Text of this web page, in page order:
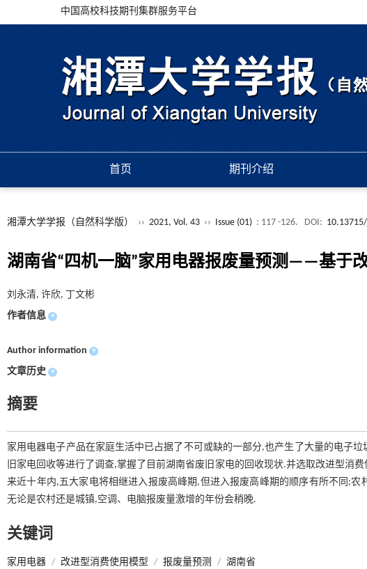
中国高校科技期刊集群服务平台
首页 期刊介绍
湘潭大学学报（自然科学版） ›› 2021, Vol. 43 ›› Issue (01) : 117 -126. DOI:
湖南省“四机一脑”家用电器报废量预测——基于
刘永清, 许欣, 丁文彬
作者信息 +
Author information +
文章历史 +
摘要
家用电器电子产品在家庭生活中已占据了不可或缺的一部分,也产生了大量的电子
旧家电回收等进行了调查,掌握了目前湖南省废旧家电的回收现状.并选取改进型消
来近十年内,五大家电将相继进入报废高峰期,但进入报废高峰期的顺序有所不同;
无论是农村还是城镇,空调、电脑报废量激增的年份会稍晚.
关键词
家用电器 / 改进型消费使用模型 / 报废量预测 / 湖南省